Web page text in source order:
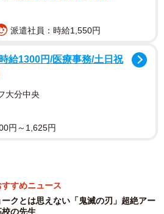
2/4
スに作られたフォントが使用されている
(C)吾峠呼世晴／集英社・アニプレックス･
（かげろう）書体」と「闘龍書
です。
ォント制作販売会社、昭和書体
よると、陽炎書体は豪快さが売
派遣社員：時給1,550円
給1300円/医療事務/土日祝
大分中央
円～1,625円
すすめニュース
クとは思えない「鬼滅の刃」超絶アー
の先生